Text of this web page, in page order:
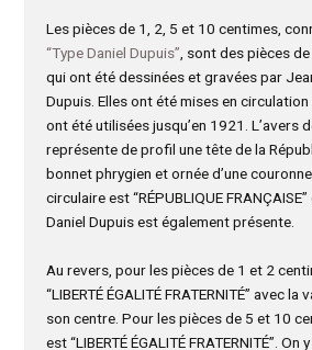
Les pièces de 1, 2, 5 et 10 centimes,
“Type Daniel Dupuis” , sont des pièces
qui ont été dessinées et gravées par
Dupuis. Elles ont été mises en
ont été utilisées jusqu’en 1921. L’avers
représente de profil une tête de la
bonnet phrygien et ornée d’une
circulaire est “RÉPUBLIQUE
Daniel Dupuis est également présente.
Au revers, pour les pièces de 1 et 2
“LIBERTÉ ÉGALITÉ FRATERNITÉ” avec
son centre. Pour les pièces de 5 et 10
est “LIBERTÉ ÉGALITÉ FRATERNITÉ”.